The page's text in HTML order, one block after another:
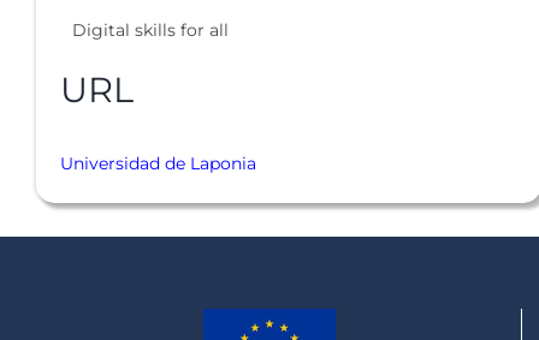
Digital skills for all
URL
Universidad de Laponia